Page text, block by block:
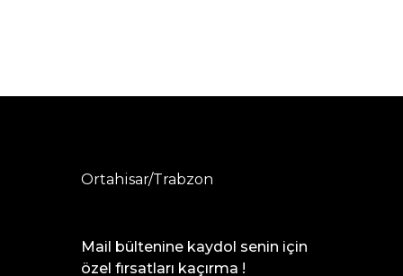
Ortahisar/Trabzon
Mail bültenine kaydol senin için
özel fırsatları kaçırma !